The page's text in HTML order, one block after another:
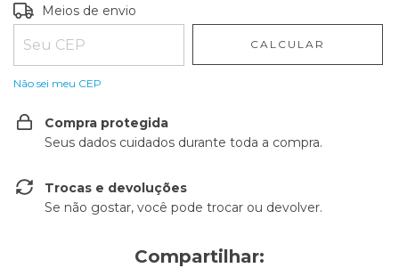
Entregas para o CEP:
Meios de envio
CALCULAR
Não sei meu CEP
Compra protegida
Seus dados cuidados durante toda a compra.
Trocas e devoluções
Se não gostar, você pode trocar ou devolver.
Compartilhar: